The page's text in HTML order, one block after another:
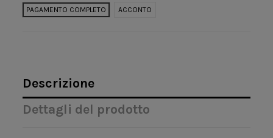
PAGAMENTO COMPLETO ACCONTO
Descrizione
Dettagli del prodotto